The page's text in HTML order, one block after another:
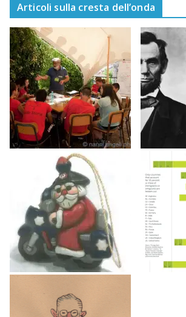
Articoli sulla cresta dell’onda